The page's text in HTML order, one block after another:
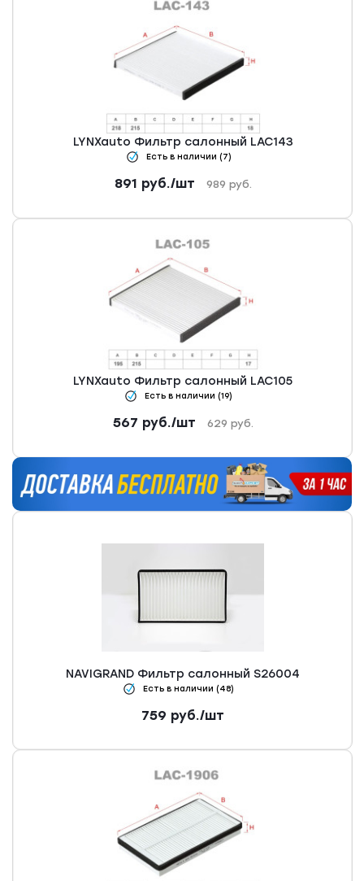
LYNXauto Фильтр салонный LAC143
Есть в наличии (7)
891 руб./шт 989 руб.
LYNXauto Фильтр салонный LAC105
Есть в наличии (19)
567 руб./шт 629 руб.
NAVIGRAND Фильтр салонный S26004
Есть в наличии (48)
759 руб./шт